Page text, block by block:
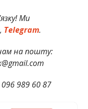
Ми
, Telegram.
на пошту:
989 60 87